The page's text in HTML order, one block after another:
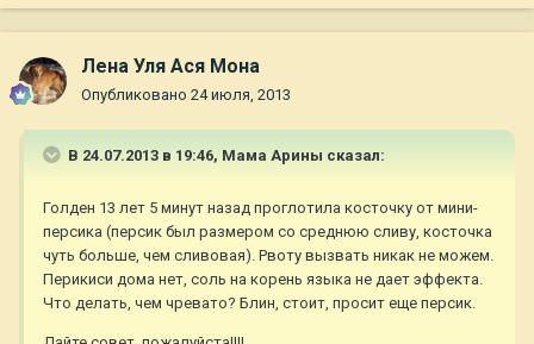
Лена Уля Ася Мона
Опубликовано 24 июля, 2013
В 24.07.2013 в 19:46, Мама Арины сказал:
Голден 13 лет 5 минут назад проглотила косточку от мини-
персика (персик был размером со среднюю сливу, косточка
чуть больше, чем сливовая). Рвоту вызвать никак не можем.
Перикиси дома нет, соль на корень языка не дает эффекта.
Что делать, чем чревато? Блин, стоит, просит еще персик.